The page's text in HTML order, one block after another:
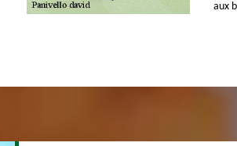
aux